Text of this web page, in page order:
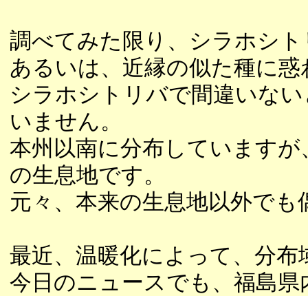
調べてみた限り、シラホシ
あるいは、近縁の似た種に
シラホシトリバで間違いな
いません。
本州以南に分布しています
の生息地です。
元々、本来の生息地以外で
最近、温暖化によって、分
今日のニュースでも、福島